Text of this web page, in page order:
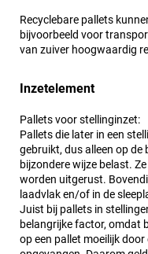
Recyclebare pallets
bijvoorbeeld voor
van zuiver hoogwaardig
Inzetelement
Pallets voor stellinginzet:
Pallets die later in een
gebruikt, dus alleen op
bijzondere wijze belast.
worden uitgerust.
laadvlak en/of in de
Juist bij pallets in
belangrijke factor, omdat
op een pallet moeilijk